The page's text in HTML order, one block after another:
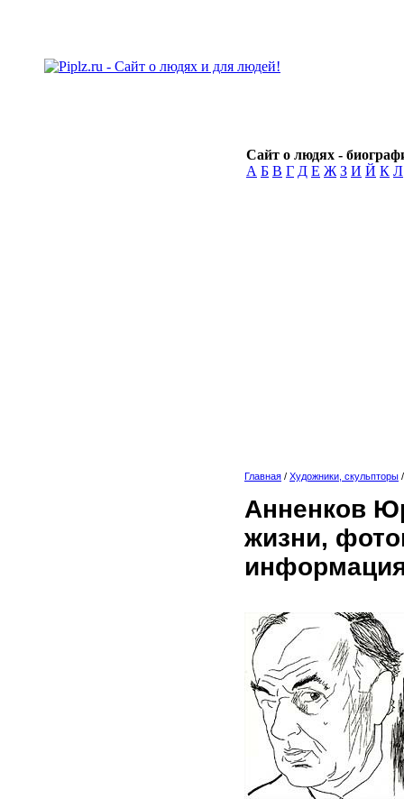
Сайт о людях -
А Б В Г Д Е Ж З И Й К Л
Главная / Художники, скульпторы
Анненков
жизни,